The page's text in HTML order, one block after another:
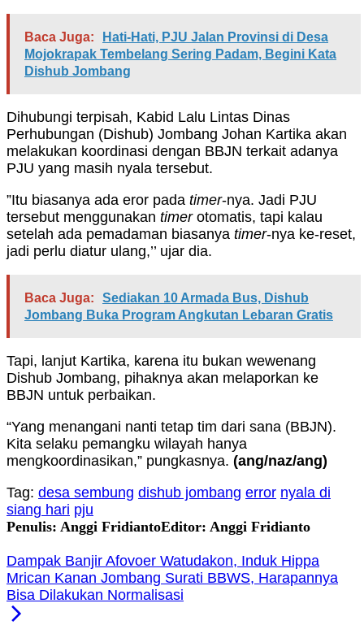
Baca Juga:
Hati-Hati, PJU Jalan Provinsi di Desa
Mojokrapak Tembelang Sering Padam, Begini Kata
Dishub Jombang
Dihubungi terpisah, Kabid Lalu Lintas Dinas
Perhubungan (Dishub) Jombang Johan Kartika akan
melakukan koordinasi dengan BBJN terkait adanya
PJU yang masih nyala tersebut.
”Itu biasanya ada eror pada timer-nya. Jadi PJU
tersebut menggunakan timerotomatis, tapi kalau
setelah ada pemadaman biasanya timer-nya ke-reset,
jadi perlu diatur ulang,’’ ujar dia.
Baca Juga:
Sediakan 10 Armada Bus, Dishub
Jombang Buka Program Angkutan Lebaran Gratis
Tapi, lanjut Kartika, karena itu bukan wewenang
Dishub Jombang, pihaknya akan melaporkan ke
BBJN untuk perbaikan.
“Yang menangani nanti tetap tim dari sana (BBJN).
Kita selaku pemangku wilayah hanya
mengkoordinasikan,” pungkasnya. (ang/naz/ang)
Tag: desa sembung dishub jombang error nyala di
siang hari pju
Penulis: Anggi FridiantoEditor: Anggi Fridianto
Dampak Banjir Afovoer Watudakon, Induk Hippa
Mrican Kanan Jombang Surati BBWS, Harapannya
Bisa Dilakukan Normalisasi